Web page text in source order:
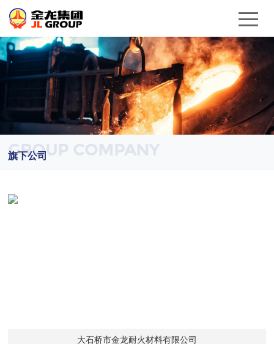
GROUP COMPANY
旗下公司
大石桥市金龙耐火材料有限公司